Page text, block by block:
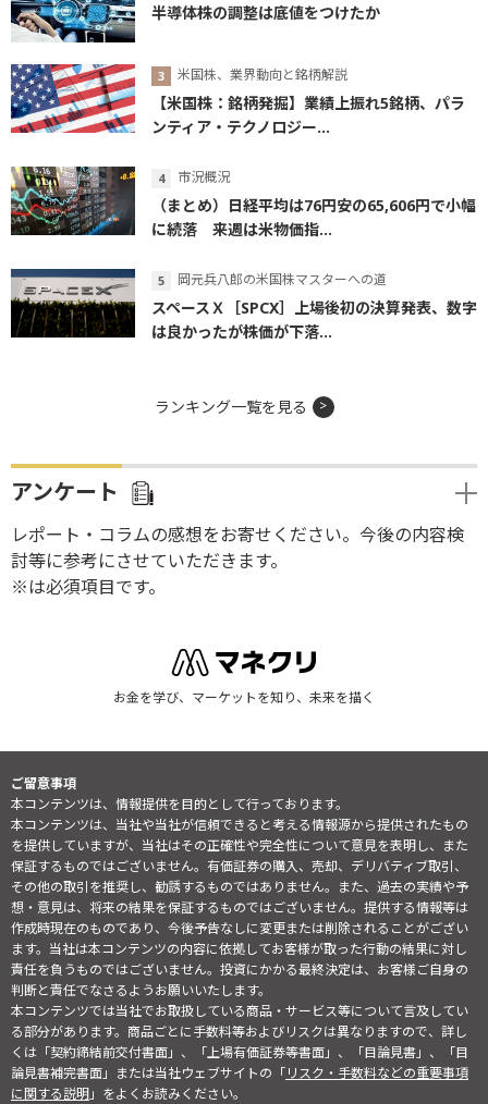
半導体株の調整は底値をつけたか
米国株、業界動向と銘柄解説
【米国株：銘柄発掘】業績上振れ5銘柄、パラ
ンティア・テクノロジー...
市況概況
（まとめ）日経平均は76円安の65,606円で小幅
に続落 来週は米物価指...
岡元兵八郎の米国株マスターへの道
スペースＸ［SPCX］上場後初の決算発表、数字
は良かったが株価が下落...
ランキング一覧を見る
アンケート
レポート・コラムの感想をお寄せください。今後の内容検
討等に参考にさせていただきます。
※は必須項目です。
お金を学び、マーケットを知り、未来を描く
ご留意事項
本コンテンツは、情報提供を目的として行っております。
本コンテンツは、当社や当社が信頼できると考える情報源から提供されたもの
を提供していますが、当社はその正確性や完全性について意見を表明し、また
保証するものではございません。有価証券の購入、売却、デリバティブ取引、
その他の取引を推奨し、勧誘するものではありません。また、過去の実績や予
想・意見は、将来の結果を保証するものではございません。提供する情報等は
作成時現在のものであり、今後予告なしに変更または削除されることがござい
ます。当社は本コンテンツの内容に依拠してお客様が取った行動の結果に対し
責任を負うものではございません。投資にかかる最終決定は、お客様ご自身の
判断と責任でなさるようお願いいたします。
本コンテンツでは当社でお取扱している商品・サービス等について言及してい
る部分があります。商品ごとに手数料等およびリスクは異なりますので、詳し
くは「契約締結前交付書面」、「上場有価証券等書面」、「目論見書」、「目
論見書補完書面」または当社ウェブサイトの「リスク・手数料などの重要事項
に関する説明」をよくお読みください。